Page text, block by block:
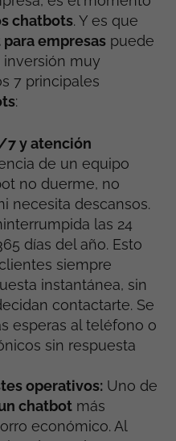
chatbots. Y es que
empresas puede
muy
7 principales
:
y atención
de un equipo
no duerme, no
necesita descansos.
las 24
días del año. Esto
siempre
instantánea, sin
contactarte. Se
esperas al teléfono o
sin respuesta
operativos: Uno de
chatbot más
económico. Al